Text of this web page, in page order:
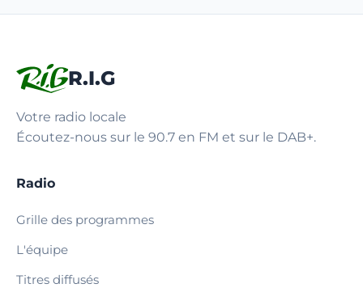
R.I.G
Votre radio locale
Écoutez-nous sur le 90.7 en FM et sur le DAB+.
Radio
Grille des programmes
L'équipe
Titres diffusés